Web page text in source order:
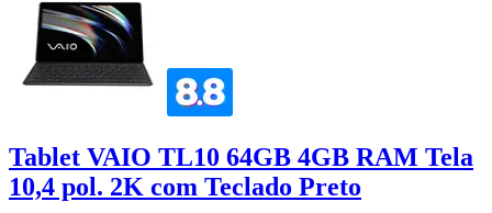
Tablet VAIO TL10 64GB 4GB RAM Tela
10,4 pol. 2K com Teclado Preto